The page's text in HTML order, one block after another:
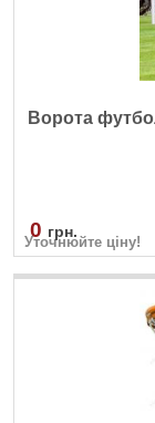
Ворота
Уточнюйте ціну!
0 грн.